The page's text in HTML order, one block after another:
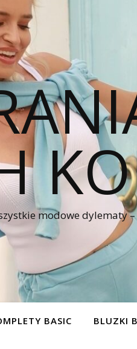
modowe dylematy
BASIC BLUZKI